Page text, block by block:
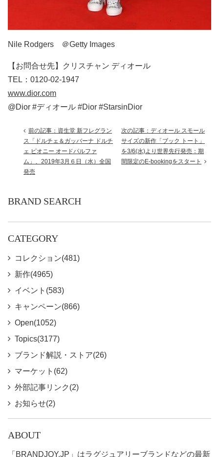
Nile Rodgers ＠Getty Images
【お問合せ先】クリスチャン ディオール
TEL：0120-02-1947
www.dior.com
@Dior #ディオール #Dior #StarsinDior
前の記事：資生堂 新フレグラン
ス「ドルチェ＆ガッバーナ ドルチ
ェ ピオニー オードパルファ
ム」、2019年3月６日（水）全国
発売
次の記事：ディオール スモール
サイズの新作「ブック トート」
を3/6(水)より世界先行発売：期
間限定のE-bookingをスタート
BRAND SEARCH
CATEGORY
コレクション(481)
新作(4965)
イベント(583)
キャンペーン(866)
Open(1052)
Topics(3177)
ブランド解説・ストア(26)
マーケット(62)
外部記事リンク(2)
お知らせ(2)
ABOUT
「BRANDJOY.JP」はラグジュアリーブランドなどの最新